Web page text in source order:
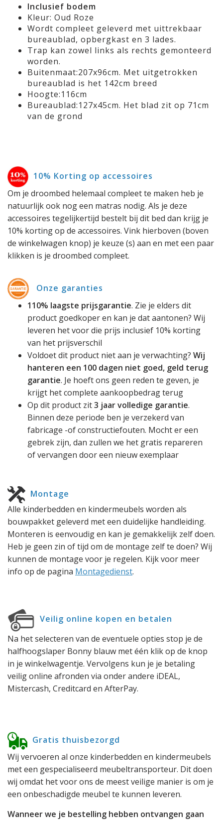
Inclusief bodem
Kleur: Oud Roze
Wordt compleet geleverd met uittrekbaar
bureaublad, opbergkast en 3 lades.
Trap kan zowel links als rechts gemonteerd
worden.
Buitenmaat:207x96cm. Met uitgetrokken
bureaublad is het 142cm breed
Hoogte:116cm
Bureaublad:127x45cm. Het blad zit op 71cm
van de grond
10% Korting op accessoires
Om je droombed helemaal compleet te maken heb je
natuurlijk ook nog een matras nodig. Als je deze
accessoires tegelijkertijd bestelt bij dit bed dan krijg je
10% korting op de accessoires. Vink hierboven (boven
de winkelwagen knop) je keuze (s) aan en met een paar
klikken is je droombed compleet.
Onze garanties
110% laagste prijsgarantie. Zie je elders dit
product goedkoper en kan je dat aantonen? Wij
leveren het voor die prijs inclusief 10% korting
van het prijsverschil
Voldoet dit product niet aan je verwachting? Wij
hanteren een 100 dagen niet goed, geld terug
garantie. Je hoeft ons geen reden te geven, je
krijgt het complete aankoopbedrag terug
Op dit product zit3 jaar volledige garantie.
Binnen deze periode ben je verzekerd van
fabricage -of constructiefouten. Mocht er een
gebrek zijn, dan zullen we het gratis repareren
of vervangen door een nieuw exemplaar
Montage
Alle kinderbedden en kindermeubels worden als
bouwpakket geleverd met een duidelijke handleiding.
Monteren is eenvoudig en kan je gemakkelijk zelf doen.
Heb je geen zin of tijd om de montage zelf te doen? Wij
kunnen de montage voor je regelen. Kijk voor meer
info op de pagina Montagedienst.
Veilig online kopen en betalen
Na het selecteren van de eventuele opties stop je de
halfhoogslaper Bonny blauw met één klik op de knop
in je winkelwagentje. Vervolgens kun je je betaling
veilig online afronden via onder andere iDEAL,
Mistercash, Creditcard en AfterPay.
Gratis thuisbezorgd
Wij vervoeren al onze kinderbedden en kindermeubels
met een gespecialiseerd meubeltransporteur. Dit doen
wij omdat het voor ons de meest veilige manier is om je
een onbeschadigde meubel te kunnen leveren.
Wanneer we je bestelling hebben ontvangen gaan